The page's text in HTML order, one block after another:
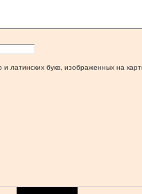
латинских букв, изображенных на